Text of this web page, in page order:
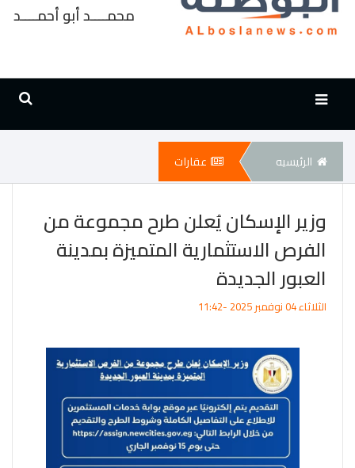
محمــــد أبو أحمــــد
الرئيسيه عقارات
وزير الإسكان يُعلن طرح مجموعة من
الفرص الاستثمارية المتميزة بمدينة
العبور الجديدة
الثلاثاء 04 نوفمبر 2025 -11:42